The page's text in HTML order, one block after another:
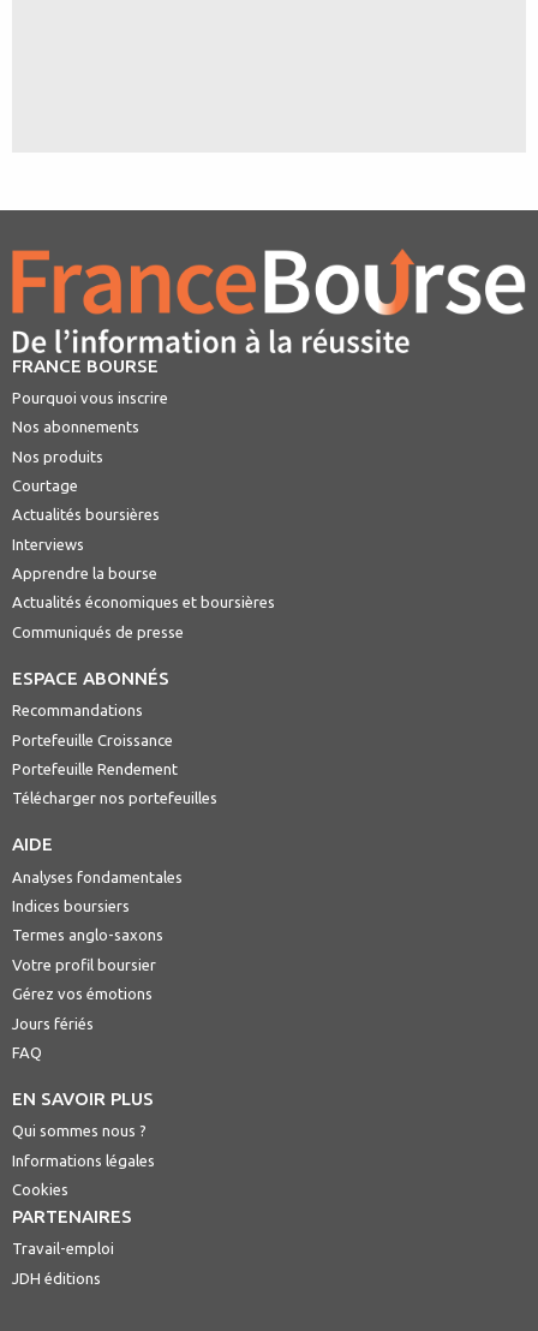
FRANCE BOURSE
Pourquoi vous inscrire
Nos abonnements
Nos produits
Courtage
Actualités boursières
Interviews
Apprendre la bourse
Actualités économiques et boursières
Communiqués de presse
ESPACE ABONNÉS
Recommandations
Portefeuille Croissance
Portefeuille Rendement
Télécharger nos portefeuilles
AIDE
Analyses fondamentales
Indices boursiers
Termes anglo-saxons
Votre profil boursier
Gérez vos émotions
Jours fériés
FAQ
EN SAVOIR PLUS
Qui sommes nous ?
Informations légales
Cookies
PARTENAIRES
Travail-emploi
JDH éditions